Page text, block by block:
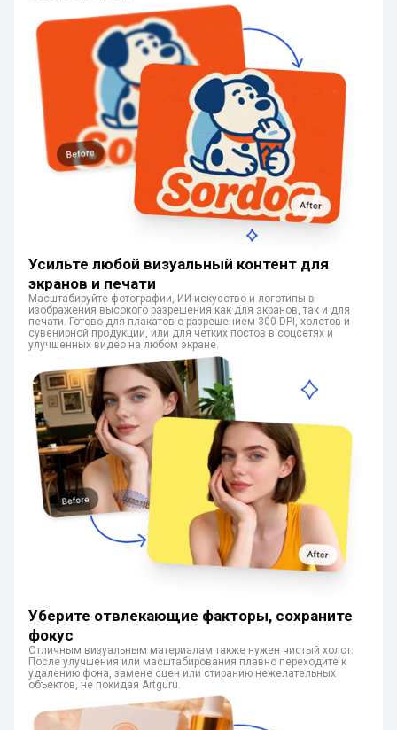
Усильте любой визуальный контент для
экранов и печати
Масштабируйте фотографии, ИИ-искусство и логотипы в
изображения высокого разрешения как для экранов, так и для
печати. Готово для плакатов с разрешением 300 DPI, холстов и
сувенирной продукции, или для четких постов в соцсетях и
улучшенных видео на любом экране.
Уберите отвлекающие факторы, сохраните
фокус
Отличным визуальным материалам также нужен чистый холст.
После улучшения или масштабирования плавно переходите к
удалению фона, замене сцен или стиранию нежелательных
объектов, не покидая Artguru.